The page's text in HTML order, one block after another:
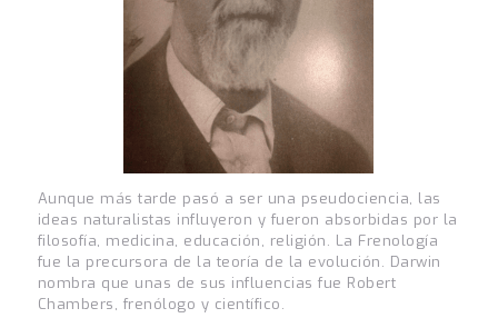
Aunque más tarde pasó a ser una pseudociencia, las
ideas naturalistas influyeron y fueron absorbidas por la
filosofía, medicina, educación, religión. La Frenología
fue la precursora de la teoría de la evolución. Darwin
nombra que unas de sus influencias fue Robert
Chambers, frenólogo y científico.